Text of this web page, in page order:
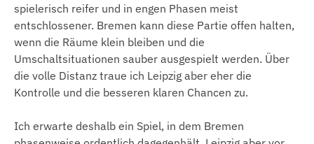
spielerisch reifer und in engen Phasen meist
entschlossener. Bremen kann diese Partie offen halten,
wenn die Räume klein bleiben und die
Umschaltsituationen sauber ausgespielt werden. Über
die volle Distanz traue ich Leipzig aber eher die
Kontrolle und die besseren klaren Chancen zu.
Ich erwarte deshalb ein Spiel, in dem Bremen